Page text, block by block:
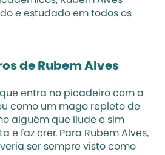
e estudado em todos os
de Rubem Alves
entra no picadeiro com a
como um mago repleto de
alguém que ilude e sim
e faz crer. Para Rubem Alves,
ser sempre visto como